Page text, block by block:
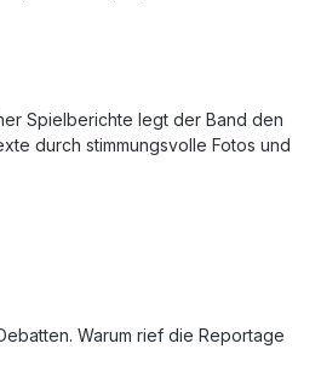
Spielberichte legt der Band den
durch stimmungsvolle Fotos und
Warum rief die Reportage